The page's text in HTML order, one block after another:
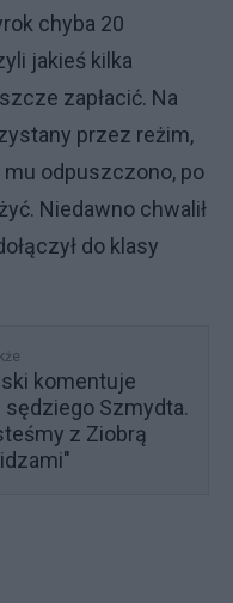
chyba 20
jakieś kilka
zapłacić. Na
przez reżim,
mu odpuszczono, po
Niedawno chwalił
do klasy
komentuje
sędziego Szmydta.
z Ziobrą